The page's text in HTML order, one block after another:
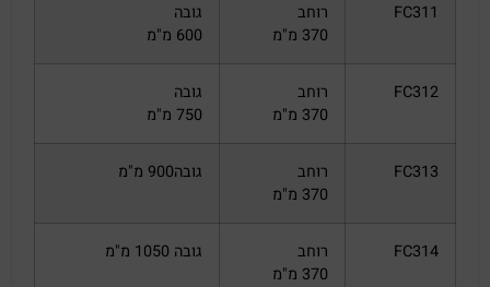
FC311
רוחב
370 מ"מ
גובה
600 מ"מ
FC312
רוחב
370 מ"מ
גובה
750 מ"מ
FC313
רוחב
370 מ"מ
גובה900 מ"מ
FC314
רוחב
370 מ"מ
גובה 1050 מ"מ